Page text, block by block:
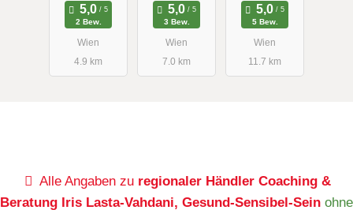
2 Bew.
Wien
4.9 km
3 Bew.
Wien
7.0 km
H
5 Bew.
Wien
11.7 km
Alle Angaben zu regionaler Händler Coaching &
Beratung Iris Lasta-Vahdani, Gesund-Sensibel-Sein ohne